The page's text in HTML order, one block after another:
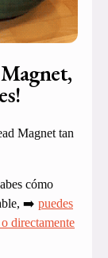
Magnet,
Magnet tan
cómo
➡️ puedes
directamente